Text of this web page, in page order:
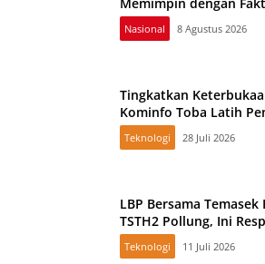
Nasional 8 Agustus 2026
Tingkatkan
Kominfo Toba Latih
Teknologi 28 Juli 2026
LBP Bersama
TSTH2 Pollung, Ini
Teknologi 11 Juli 2026